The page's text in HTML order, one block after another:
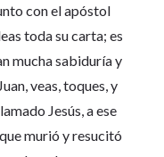
con el apóstol
toda su carta; es
mucha sabiduría y
veas, toques, y
Jesús, a ese
murió y resucitó